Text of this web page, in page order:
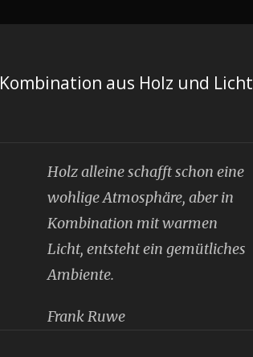
Kombination aus Holz und Licht
Holz alleine schafft schon eine
wohlige Atmosphäre, aber in
Kombination mit warmen
Licht, entsteht ein gemütliches
Ambiente.
Frank Ruwe